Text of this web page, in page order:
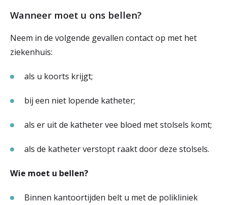
Wanneer moet u ons bellen?
Neem in de volgende gevallen contact op met het
ziekenhuis:
als u koorts krijgt;
bij een niet lopende katheter;
als er uit de katheter vee bloed met stolsels komt;
als de katheter verstopt raakt door deze stolsels.
Wie moet u bellen?
Binnen kantoortijden belt u met de polikliniek